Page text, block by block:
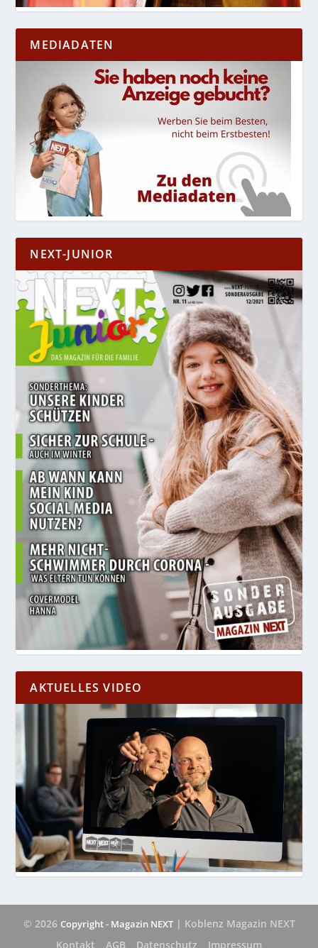
MEDIADATEN
NEXT-JUNIOR
AKTUELLES VIDEO
© 2026 Copyright - Magazin NEXT| Koblenz Magazin NEXT
Kontakt
AGB Datenschutz Impressum